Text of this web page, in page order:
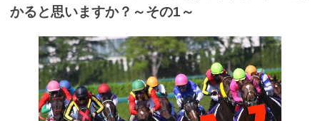
かると思いますか？～その1～